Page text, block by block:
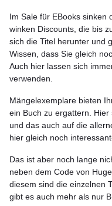
Im Sale für EBooks sinken
winken Discounts, die bis
sich die Titel herunter und
Wissen, dass Sie gleich
Auch hier lassen sich
verwenden.
Mängelexemplare bieten
ein Buch zu ergattern.
und das auch auf die
hier gleich noch
Das ist aber noch lange
neben dem Code von
diesem sind die einzelnen
gibt es auch mehr als nur